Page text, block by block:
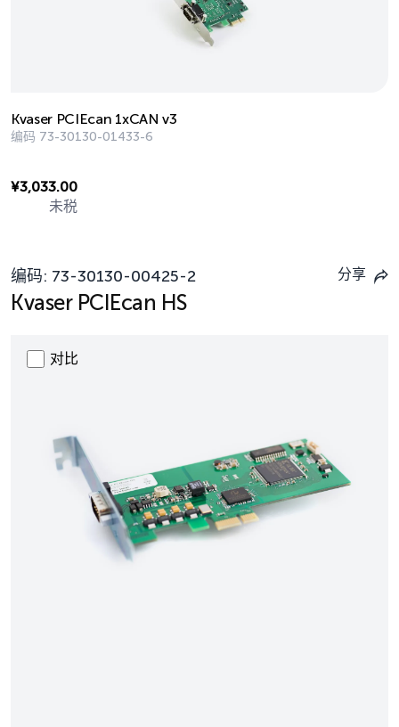
Kvaser PCIEcan 1xCAN v3
编码 73-30130-01433-6
¥3,033.00
未税
编码: 73-30130-00425-2 分享
Kvaser PCIEcan HS
对比